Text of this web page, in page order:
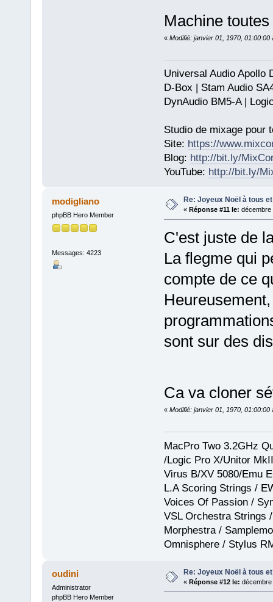
Machine
« Modifié: janvier 01, 1970, 01:00:00
Universal Audio Apollo
D-Box | Stam Audio
DynAudio BM5-A |
Studio de mixage pour
Site: https://
Blog: http://bit.ly/
YouTube: http://bit.ly/
modigliano
phpBB Hero Member
Messages: 4223
Re: Joyeux Noël à tous
« Réponse #11 le: décembre
C'est juste de
La flegme qui
compte de ce
sont sur des
Ca va cloner
« Modifié: janvier 01, 1970, 01:00:00
MacPro Two 3.2GHz
/Logic Pro X/Unitor
Virus B/XV 5080/Emu
L.A Scoring Strings /
Voices Of Passion /
VSL Orchestra Strings
Morphestra /
Omnisphere / Stylus
oudini
Administrator
phpBB Hero Member
Re: Joyeux Noël à tous
« Réponse #12 le: décembre